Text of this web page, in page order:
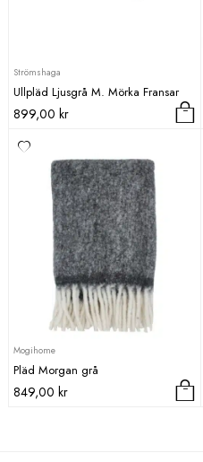
Strömshaga
Ullpläd Ljusgrå M. Mörka Fransar
899,00 kr
Mogihome
Pläd Morgan grå
849,00 kr